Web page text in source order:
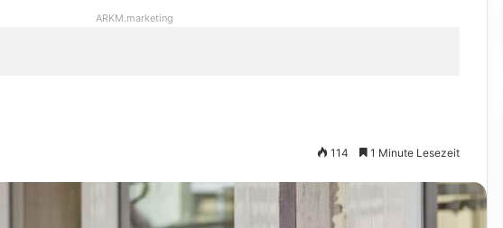
ARKM.marketing
114 1 Minute Lesezeit